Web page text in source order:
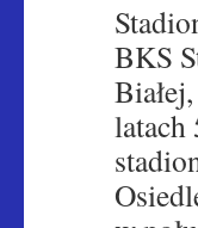
BKS
latach